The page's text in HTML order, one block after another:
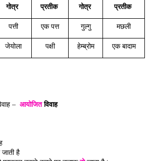
गोत्र प्रतीक गोत्र प्रतीक
पत्ती एक पत्त गुल्गु मछली
जेयोला पक्षी हेम्ब्रोम एक बादाम
– आयोजितविवाह
जाती है